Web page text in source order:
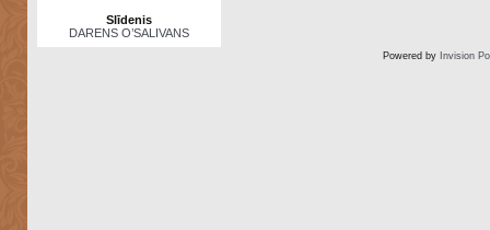
Slīdenis
DARENS O’SALIVANS
Powered by Invision